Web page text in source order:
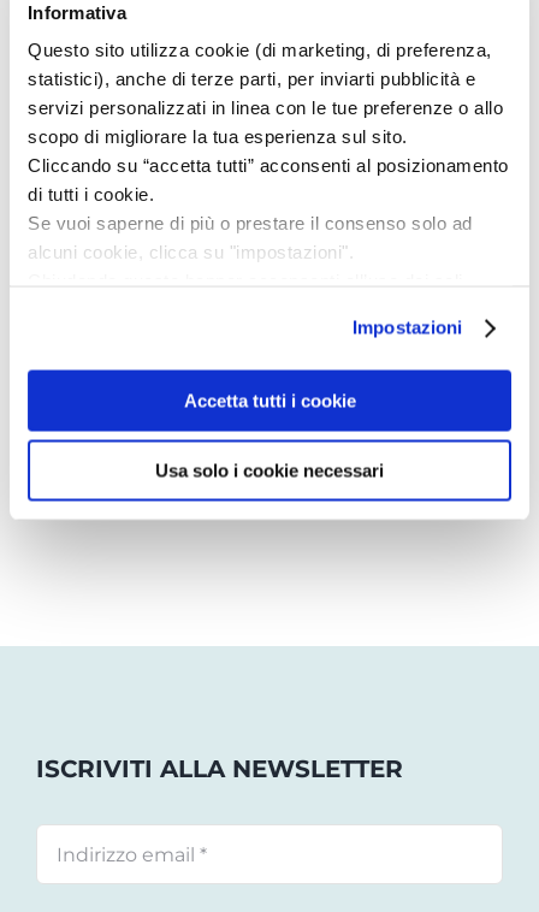
Informativa
Questo sito utilizza cookie (di marketing, di preferenza,
statistici), anche di terze parti, per inviarti pubblicità e
servizi personalizzati in linea con le tue preferenze o allo
scopo di migliorare la tua esperienza sul sito.
Cliccando su “accetta tutti” acconsenti al posizionamento
di tutti i cookie.
Se vuoi saperne di più o prestare il consenso solo ad
alcuni cookie, clicca su "impostazioni".
Privacy policy
Impostazioni
Accetta tutti i cookie
Usa solo i cookie necessari
Un laboratorio per… imparare ad affrontare i
cambiamenti grazie all’immaginazione
📅 Sabato 20 dicembre ore 16
👧Per bambini dai 3 ai 7 anni
💶 Costo: 5 euro
🎟️ Posti limitati, prenotazione consigliata!
👉 infomuseo@artsana.com
CONDIVIDI SUL TUO SOCIAL
PREFERITO!
ISCRIVITI ALLA NEWSLETTER